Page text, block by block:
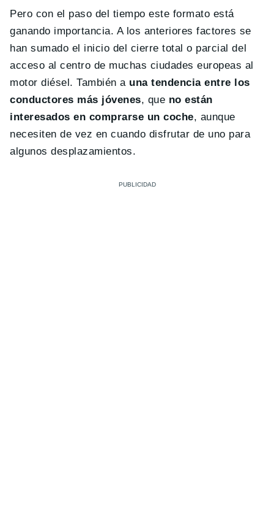
Pero con el paso del tiempo este formato está
ganando importancia. A los anteriores factores se
han sumado el inicio del cierre total o parcial del
acceso al centro de muchas ciudades europeas al
motor diésel. También a una tendencia entre los
conductores más jóvenes, que no están
interesados en comprarse un coche, aunque
necesiten de vez en cuando disfrutar de uno para
algunos desplazamientos.